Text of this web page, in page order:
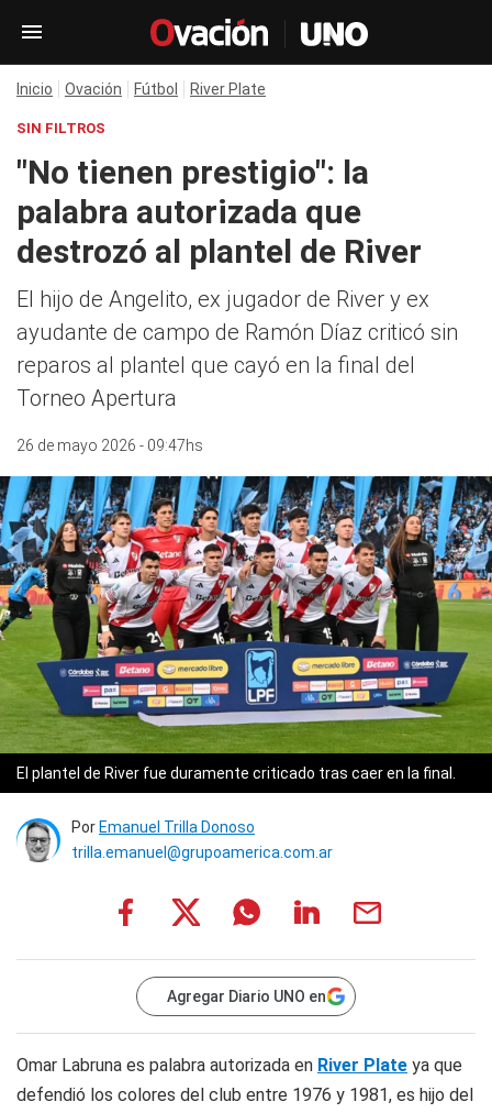
Inicio Ovación Fútbol River Plate
SIN FILTROS
"No tienen prestigio": la
palabra autorizada que
destrozó al plantel de River
El hijo de Angelito, ex jugador de River y ex
ayudante de campo de Ramón Díaz criticó sin
reparos al plantel que cayó en la final del
Torneo Apertura
26 de mayo 2026 - 09:47hs
El plantel de River fue duramente criticado tras caer en la final.
Por Emanuel Trilla Donoso
trilla.emanuel@grupoamerica.com.ar
Agregar Diario UNO en
Omar Labruna es palabra autorizada en River Plate ya que
defendió los colores del club entre 1976 y 1981, es hijo del